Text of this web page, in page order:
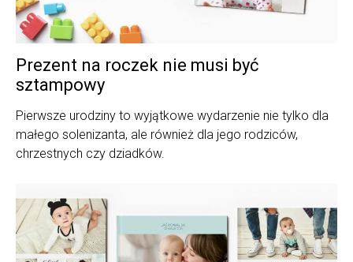
Prezent na roczek nie musi być
sztampowy
Pierwsze urodziny to wyjątkowe wydarzenie nie tylko dla
małego solenizanta, ale również dla jego rodziców,
chrzestnych czy dziadków.